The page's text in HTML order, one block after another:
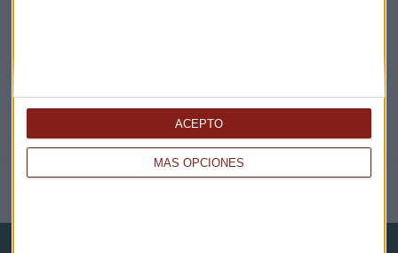
MÁS OPCIONES
ACEPTO